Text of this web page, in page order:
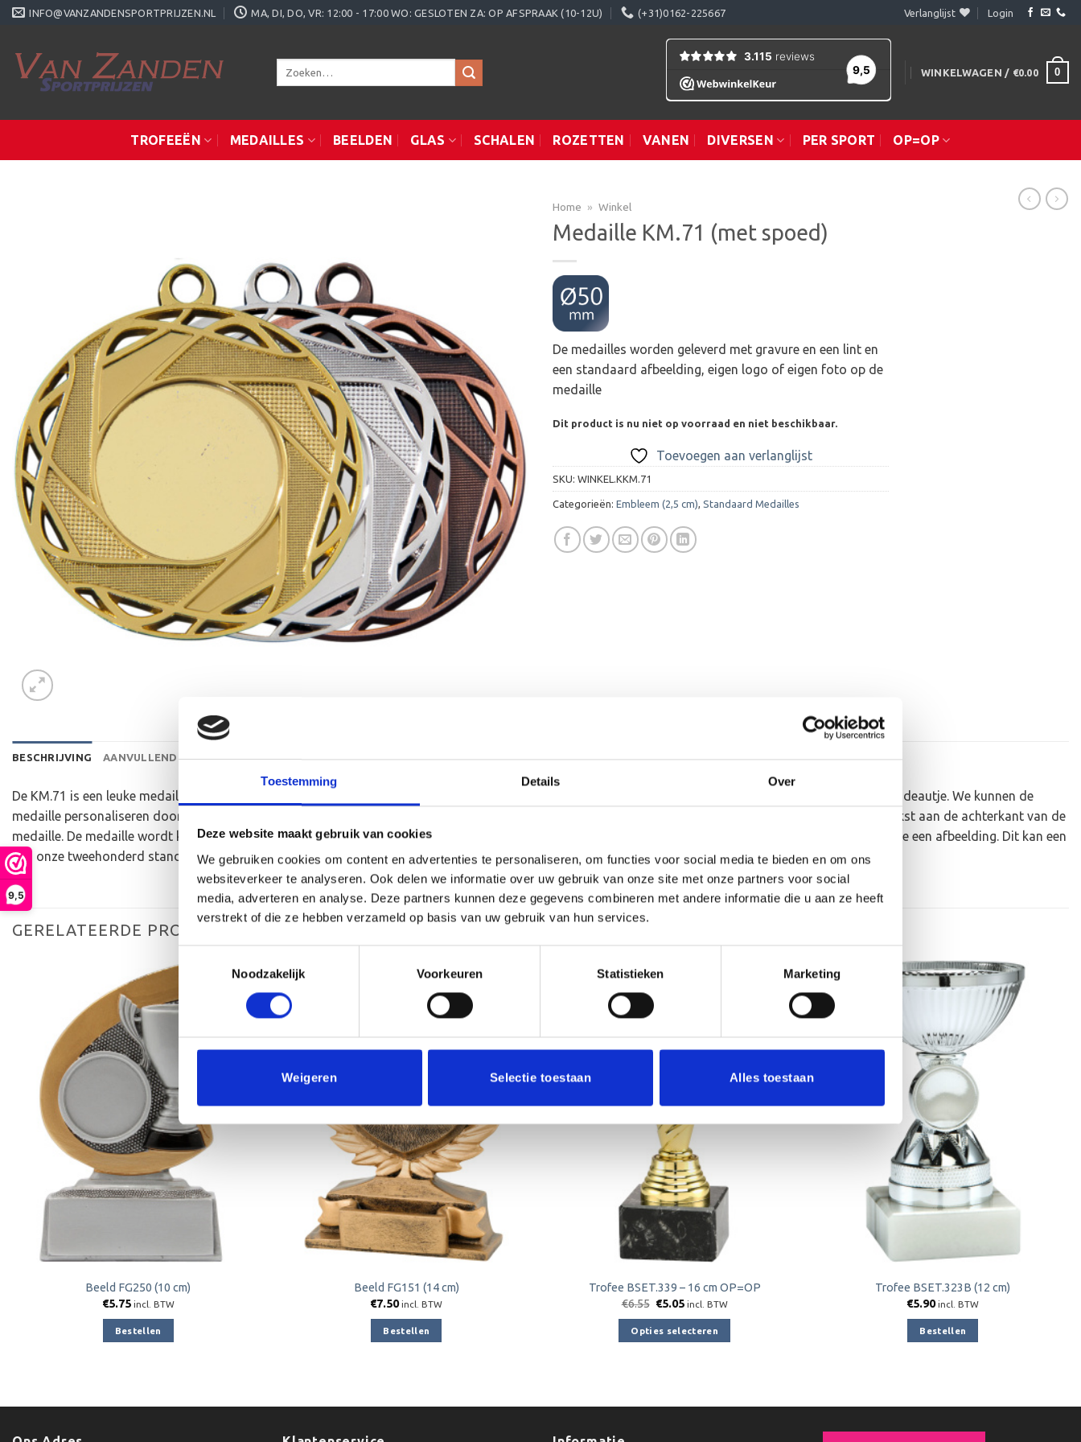
Toestemming Details Over
Deze website maakt gebruik van cookies
We gebruiken cookies om content en advertenties te personaliseren, om functies voor social media te bieden en om ons
websiteverkeer te analyseren. Ook delen we informatie over uw gebruik van onze site met onze partners voor social
media, adverteren en analyse. Deze partners kunnen deze gegevens combineren met andere informatie die u aan ze heeft
verstrekt of die ze hebben verzameld op basis van uw gebruik van hun services.
Noodzakelijk
Voorkeuren Statistieken Marketing
Weigeren Selectie toestaan Alles toestaan
9,5
Ga
INFO@VANZANDENSPORTPRIJZEN.NL MA, DI, DO, VR: 12:00 - 17:00 WO: GESLOTEN ZA: OP AFSPRAAK (10-12U) (+31)0162-225667 Verlanglijst Login
Zoeken
WINKELWAGEN / €0.00 0
TROFEEËN MEDAILLES BEELDEN GLAS SCHALEN ROZETTEN VANEN DIVERSEN PER SPORT OP=OP
Home » Winkel
Medaille KM.71 (met spoed)
De medailles worden geleverd met gravure en een lint en
een standaard afbeelding, eigen logo of eigen foto op de
medaille
Dit product is nu niet op voorraad en niet beschikbaar.
Toevoegen aan verlanglijst
SKU: WINKEL.KKM.71
Categorieën: Embleem (2,5 cm), Standaard Medailles
BESCHRIJVING AANVULLENDE INFORMATIE BEOORDELINGEN (0)
De KM.71 is een leuke medaille die je kunt uitreiken bij een wedstrijd, toernooi, kampioenschap of bij als presentje bij een businessevenement of als leuk cadeautje. We kunnen de
medaille personaliseren door middel van gravure aan de achterkant van de medaille. We zetten doormiddel van mechanisch graveren jouw opgegeven tekst aan de achterkant van de
medaille. De medaille wordt kant-en-klaar geleverd, dus inclusief een halslint aan het haakje van de medaille Op de voorkant van de medaille bevestigen we een afbeelding. Dit kan een
van onze tweehonderd standaard afbeeldingen zijn, maar ook een eigen logo of afbeelding. Deze kun je uploaden via het menu
GERELATEERDE PRODUCTEN
Beeld FG250 (10 cm)
€5.75 incl. BTW
Bestellen
Beeld FG151 (14 cm)
€7.50 incl. BTW
Bestellen
Aanbieding!
Trofee BSET.339 – 16 cm OP=OP
€6.55 Oorspronkelijke
€6.55.
€5.05Huidige
is:
€5.05.
incl. BTW
Opties selecteren
meerdere
Trofee BSET.323B (12 cm)
€5.90 incl. BTW
Bestellen